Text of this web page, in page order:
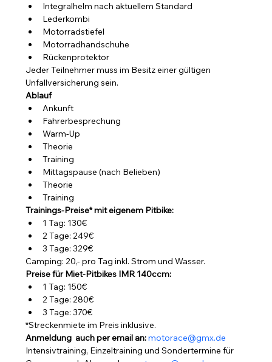
Integralhelm nach aktuellem Standard
Lederkombi
Motorradstiefel
Motorradhandschuhe
Rückenprotektor
Jeder Teilnehmer muss im Besitz einer gültigen
Unfallversicherung sein.
Ablauf
Ankunft
Fahrerbesprechung
Warm-Up
Theorie
Training
Mittagspause (nach Belieben)
Theorie
Training
Trainings-Preise* mit eigenem Pitbike:
1 Tag: 130€
2 Tage: 249€
3 Tage: 329€
Camping: 20,- pro Tag inkl. Strom und Wasser.
Preise für Miet-Pitbikes IMR 140ccm:
1 Tag: 150€
2 Tage: 280€
3 Tage: 370€
*Streckenmiete im Preis inklusive.
Anmeldung  auch per email an: motorace@gmx.de
Intensivtraining, Einzeltraining und Sondertermine für